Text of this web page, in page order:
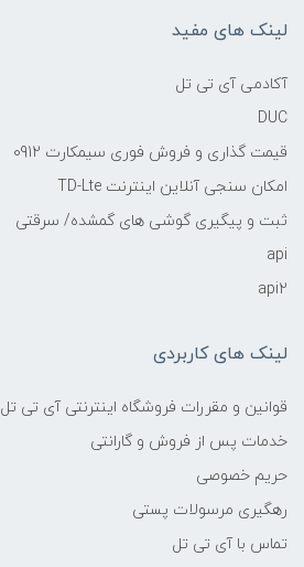
لینک های مفید
آکادمی آی تی تل
DUC
قیمت گذاری و فروش فوری سیمکارت 0912
امکان سنجی آنلاین اینترنت TD-Lte
ثبت و پیگیری گوشی های گمشده/ سرقتی
api
api2
لینک های کاربردی
قوانین و مقررات فروشگاه اینترنتی آی تی تل
خدمات پس از فروش و گارانتی
حریم خصوصی
رهگیری مرسولات پستی
تماس با آی تی تل